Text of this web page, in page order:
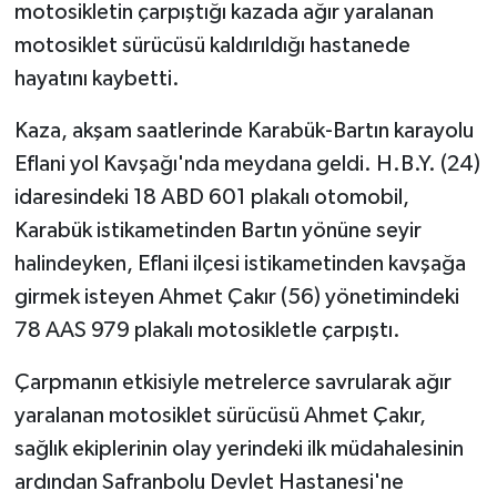
motosikletin çarpıştığı kazada ağır yaralanan
motosiklet sürücüsü kaldırıldığı hastanede
hayatını kaybetti.
Kaza, akşam saatlerinde Karabük-Bartın karayolu
Eflani yol Kavşağı'nda meydana geldi. H.B.Y. (24)
idaresindeki 18 ABD 601 plakalı otomobil,
Karabük istikametinden Bartın yönüne seyir
halindeyken, Eflani ilçesi istikametinden kavşağa
girmek isteyen Ahmet Çakır (56) yönetimindeki
78 AAS 979 plakalı motosikletle çarpıştı.
Çarpmanın etkisiyle metrelerce savrularak ağır
yaralanan motosiklet sürücüsü Ahmet Çakır,
sağlık ekiplerinin olay yerindeki ilk müdahalesinin
ardından Safranbolu Devlet Hastanesi'ne
EKONOMİ
English News
Finans
Flaş Haber
GENEL
Güvenlik
HABERDE İNSAN